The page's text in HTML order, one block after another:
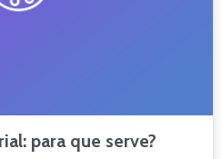
para que serve?